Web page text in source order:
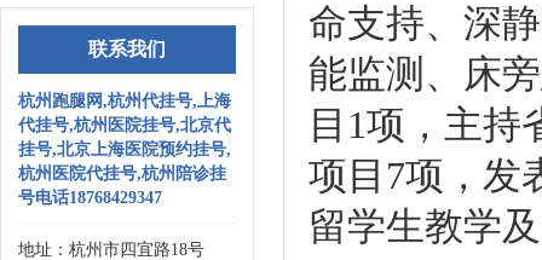
联系我们
杭州跑腿网,杭州代挂号,上海
代挂号,杭州医院挂号,北京代
挂号,北京上海医院预约挂号,
杭州医院代挂号,杭州陪诊挂
号电话18768429347
地址：杭州市四宜路18号
命支持、深
能监测、床
目1项，主持
项目7项，发
留学生教学